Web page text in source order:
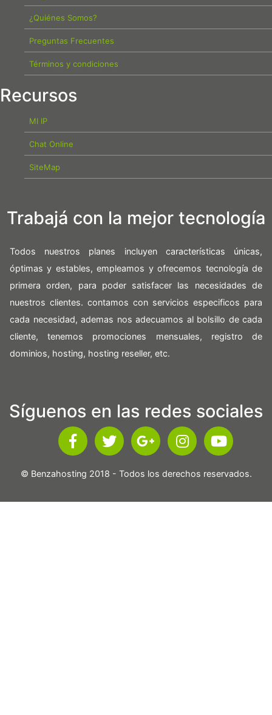
¿Quiénes Somos?
Preguntas Frecuentes
Términos y condiciones
Recursos
MI IP
Chat Online
SiteMap
Trabajá con la mejor tecnología
Todos nuestros planes incluyen características únicas,
óptimas y estables, empleamos y ofrecemos tecnología de
primera orden, para poder satisfacer las necesidades de
nuestros clientes. contamos con servicios especificos para
cada necesidad, ademas nos adecuamos al bolsillo de cada
cliente, tenemos promociones mensuales, registro de
dominios, hosting, hosting reseller, etc.
Síguenos en las redes sociales
© Benzahosting 2018 - Todos los derechos reservados.